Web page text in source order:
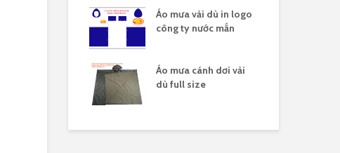
Áo mưa vải dù in logo
công ty nước mắn
Áo mưa cánh dơi vải
dù full size